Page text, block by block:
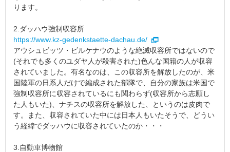
ります。
2.ダッハウ強制収容所
https://www.kz-gedenkstaette-dachau.de/
アウシュビッツ・ビルケナウのような絶滅収容所ではないので
(それでも多くのユダヤ人が殺害された)色んな国籍の人が収容
されていました。有名なのは、この収容所を解放したのが、米
国陸軍の日系人だけで編成された部隊で、自分の家族は米国で
強制収容所に収容されているにも関わらず(収容所から志願し
た人もいた)、ナチスの収容所を解放した、というのは皮肉で
す。また、収容されていた中には日本人もいたそうで、どうい
う経緯でダッハウに収容されていたのか・・・
3.自動車博物館